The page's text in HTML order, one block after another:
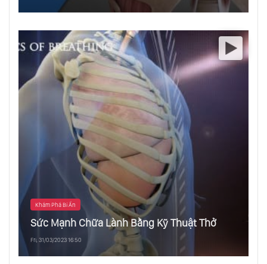
Khám Phá Bí Ẩn
Sức Mạnh Chữa Lành Bằng Kỹ Thuật Thở
Fri, 31/03/2023 16:50